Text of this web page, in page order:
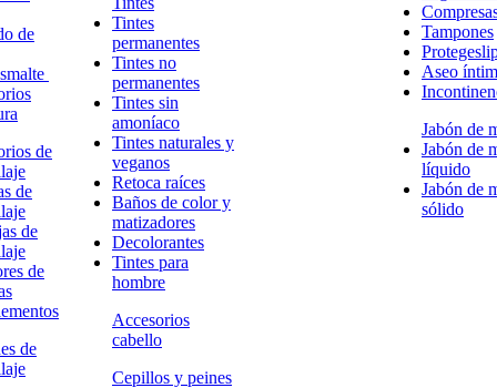
de
de
de
de
de
de
Tintes
permanentes
Tintes no
permanentes
Tintes sin
amoníaco
Tintes naturales y
veganos
Retoca raíces
Baños de color y
matizadores
Decolorantes
Tintes para
hombre
Accesorios
cabello
Cepillos y peines
Tampones
Aseo
Jabón de
Jabón de
líquido
Jabón de
sólido